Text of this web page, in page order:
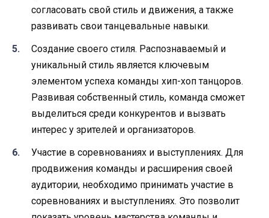
согласовать свой стиль и движения, а также
развивать свои танцевальные навыки.
Создание своего стиля. Распознаваемый и
уникальный стиль является ключевым
элементом успеха команды хип-хоп танцоров.
Развивая собственный стиль, команда сможет
выделиться среди конкурентов и вызвать
интерес у зрителей и организаторов.
Участие в соревнованиях и выступлениях. Для
продвижения команды и расширения своей
аудитории, необходимо принимать участие в
соревнованиях и выступлениях. Это позволит